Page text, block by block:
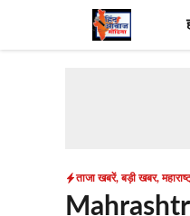
content
ताजा खबरें,बड़ी खबर,